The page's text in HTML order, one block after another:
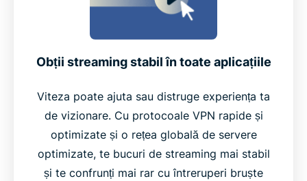
Obții streaming stabil în toate aplicațiile
Viteza poate ajuta sau distruge experiența ta
de vizionare. Cu protocoale VPN rapide și
optimizate și o rețea globală de servere
optimizate, te bucuri de streaming mai stabil
și te confrunți mai rar cu întreruperi bruște